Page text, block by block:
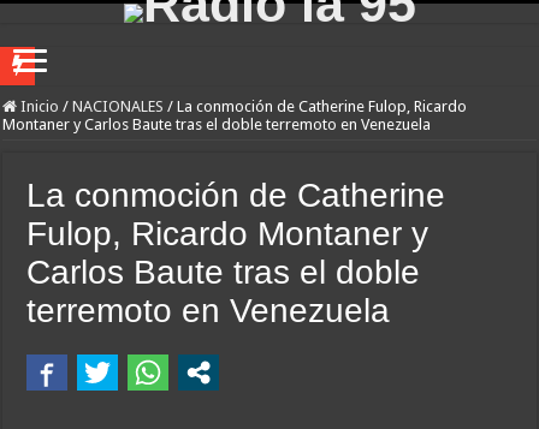
Franco Mastantuono se fue de Real Madrid y en Italia lo recibió una multitud:
Escala el conflicto universitario: los rectores piden a la Justicia que intime al
Pedradas, corridas y detenidos frente al Congreso en la marcha contra la Ley de
La Cámara de Casación confirmó el procesamiento de Julio de Vido y su
La contundente respuesta de Benegas Lynch a una senadora K que quiso
Declaró el enfermero que fue el último en ver con vida a Maradona:
Inicio / NACIONALES / La conmoción de Catherine Fulop, Ricardo
Montaner y Carlos Baute tras el doble terremoto en Venezuela
La conmoción de Catherine
Fulop, Ricardo Montaner y
Carlos Baute tras el doble
terremoto en Venezuela